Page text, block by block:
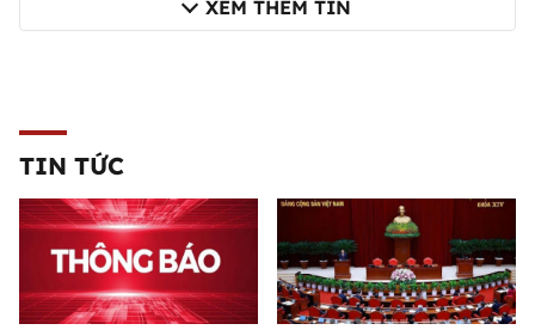
XEM THÊM TIN
TIN TỨC